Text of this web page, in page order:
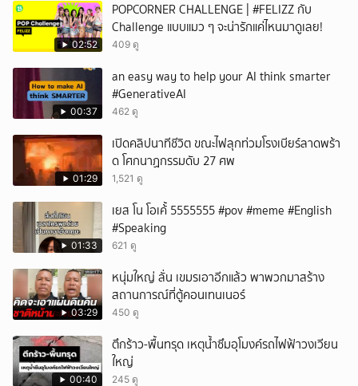
02:52
POPCORNER CHALLENGE | #FELIZZ กับ
Challenge แบบแมว ๆ จะน่ารักแค่ไหนมาดูเลย!
409 ดู
00:37
an easy way to help your AI think smarter
#GenerativeAI
462 ดู
01:29
เปิดคลิปนาทีชีวิต ขณะไฟลุกท่วมโรงเบียร์ลาดพร้า
ด โศกนาฏกรรมดับ 27 ศพ
1,521 ดู
01:33
เยส โน โอเค้้้้ 5555555 #pov #meme #English
#Speaking
621 ดู
03:29
หนุ่มใหญ่ ลั่น เขมรเอาอีกแล้ว พาพวกมาสร้าง
สถานการณ์ที่ตู้คอนเทนเนอร์
450 ดู
00:40
ตึกร้าว-พื้นทรุด เหตุน้ำซึมอุโมงค์รถไฟฟ้าวงเวียน
ใหญ่
245 ดู